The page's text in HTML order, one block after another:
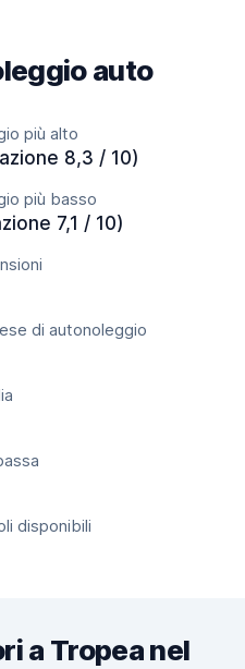
auto
più alto
8,3 / 10)
più basso
7,1 / 10)
di autonoleggio
disponibili
a Tropea nel